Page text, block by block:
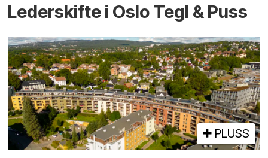
Lederskifte i Oslo Tegl & Puss
PLUSS